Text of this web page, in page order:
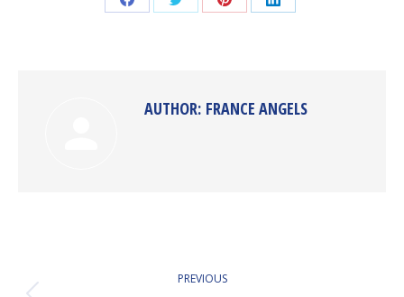
Share Share Share Share
AUTHOR: FRANCE ANGELS
PREVIOUS